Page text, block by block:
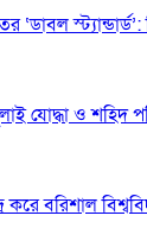
যোদ্ধা ও শহিদ
বরিশাল